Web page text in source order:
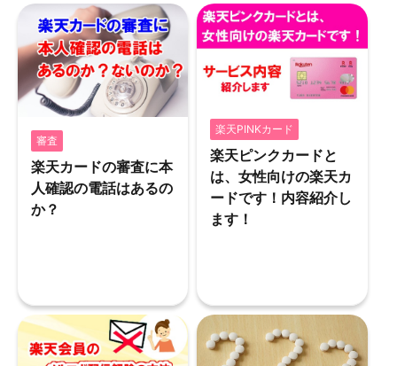
審査
楽天カードの審査に本
人確認の電話はあるの
か？
楽天PINKカード
楽天ピンクカードと
は、女性向けの楽天カ
ードです！内容紹介し
ます！